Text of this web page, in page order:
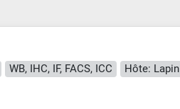
WB, IHC, IF, FACS, ICC Hôte: Lapin